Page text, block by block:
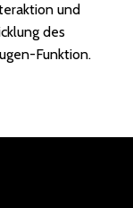
und
des
Funktion.